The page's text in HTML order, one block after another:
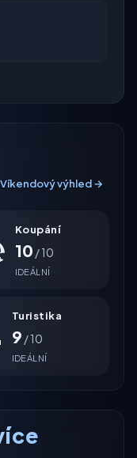
Víkendový výhled →
Koupání
10 / 10
IDEÁLNÍ
Turistika
9 / 10
IDEÁLNÍ